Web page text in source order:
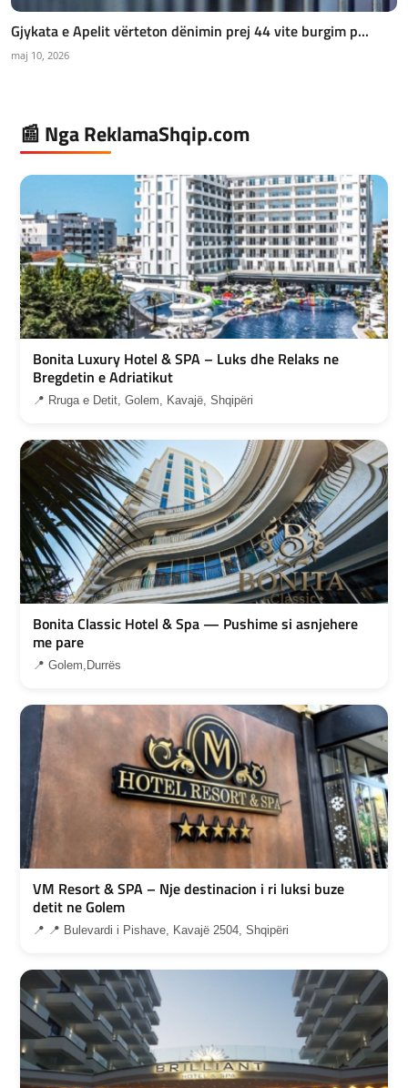
Gjykata e Apelit vërteton dënimin prej 44 vite burgim p...
maj 10, 2026
📰 Nga ReklamaShqip.com
Bonita Luxury Hotel & SPA – Luks dhe Relaks ne
Bregdetin e Adriatikut
📍 Rruga e Detit, Golem, Kavajë, Shqipëri
Bonita Classic Hotel & Spa — Pushime si asnjehere
me pare
📍 Golem,Durrës
VM Resort & SPA – Nje destinacion i ri luksi buze
detit ne Golem
📍 📍 Bulevardi i Pishave, Kavajë 2504, Shqipëri